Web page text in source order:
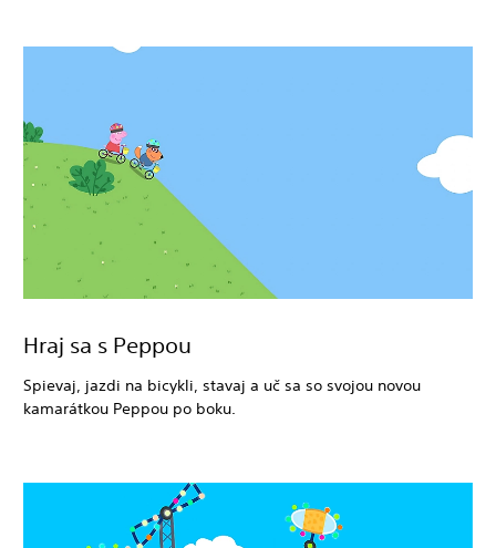
Hraj sa s Peppou
Spievaj, jazdi na bicykli, stavaj a uč sa so svojou novou
kamarátkou Peppou po boku.